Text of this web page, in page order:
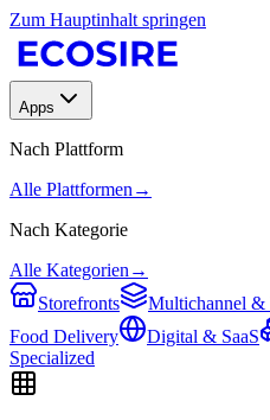
Zum Hauptinhalt springen
Apps
Nach Plattform
Alle Plattformen →
Nach Kategorie
Alle Kategorien →
Storefronts
Multichannel &
Food Delivery
Digital & SaaS
Specialized